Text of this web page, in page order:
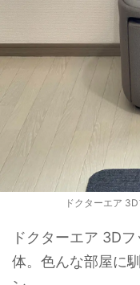
ドクターエア
ドクターエア 3D
体。色んな部屋に